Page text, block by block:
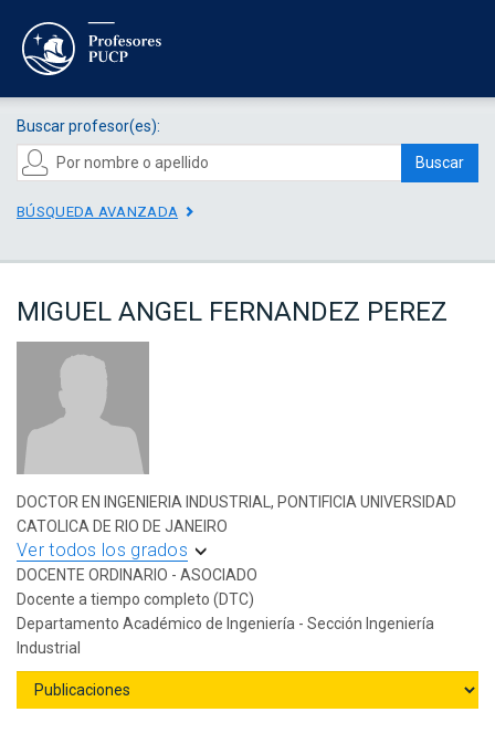
Buscar profesor(es):
Buscar
BÚSQUEDA AVANZADA
MIGUEL ANGEL FERNANDEZ PEREZ
DOCTOR EN INGENIERIA INDUSTRIAL, PONTIFICIA UNIVERSIDAD
CATOLICA DE RIO DE JANEIRO
Ver todos los grados
DOCENTE ORDINARIO - ASOCIADO
Docente a tiempo completo (DTC)
Departamento Académico de Ingeniería - Sección Ingeniería
Industrial